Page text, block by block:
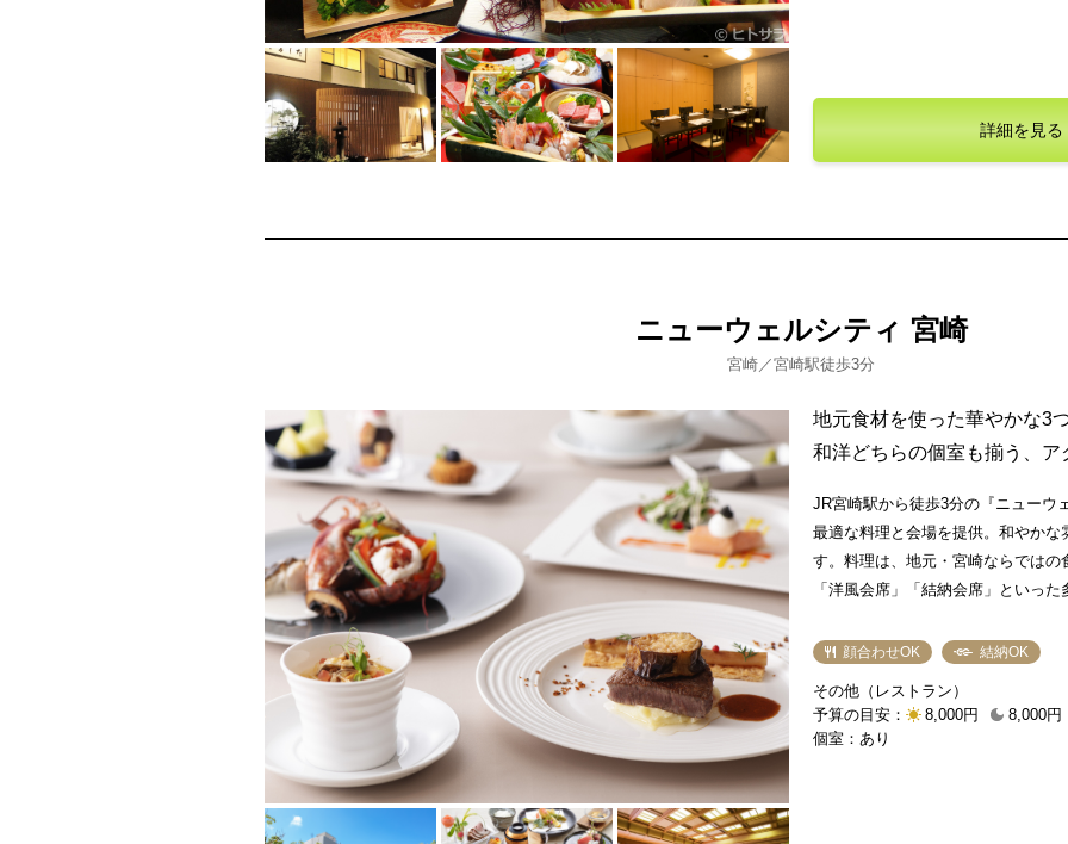
詳細を見る
ニューウェルシティ 宮崎
宮崎／宮崎駅徒歩3分
顔合わせOK 結納OK
その他（レストラン）
予算の目安：
8,000円
8,000円
個室：あり
地元食材を使った華やかな3
和洋どちらの個室も揃う、ア
JR宮崎駅から徒歩3分の『ニューウ
最適な料理と会場を提供。和やかな
す。料理は、地元・宮崎ならではの
「洋風会席」「結納会席」といっ
能できます。顔合わせ・結納など特
が注がれる『松竹の間』など、どれ
ートも心地良く、両家の出席者もく